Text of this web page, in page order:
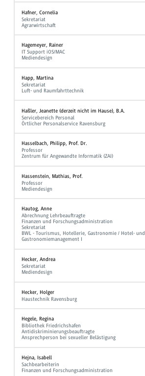
Hafner, Cornelia
Sekretariat
Agrarwirtschaft
Hagemeyer, Rainer
IT Support iOS/MAC
Mediendesign
Happ, Martina
Sekretariat
Luft- und Raumfahrttechnik
Haßler, Jeanette (derzeit nicht im Hause), B.A.
Servicebereich Personal
Örtlicher Personalservice Ravensburg
Hasselbach, Philipp, Prof. Dr.
Professor
Zentrum für Angewandte Informatik (ZAI)
Hassenstein, Mathias, Prof.
Professor
Mediendesign
Hautog, Anne
Abrechnung Lehrbeauftragte
Finanzen und Forschungsadministration
Sekretariat
BWL - Tourismus, Hotellerie, Gastronomie / Hotel- und
Gastronomiemanagement I
Hecker, Andrea
Sekretariat
Mediendesign
Hecker, Holger
Haustechnik Ravensburg
Hegele, Regina
Bibliothek Friedrichshafen
Antidiskriminierungsbeauftragte
Ansprechperson bei sexueller Belästigung
Hejna, Isabell
Sachbearbeiterin
Finanzen und Forschungsadministration